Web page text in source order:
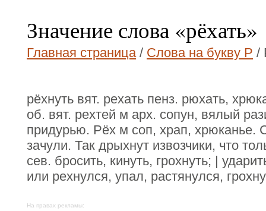
Значение слова «рёхать»
Главная страница/ Слова на букву Р /
рёхнуть вят. рехать пенз. рюхать,
об. вят. рехтей м арх. сопун, вялый
придурью. Рёх м соп, храп, хрюканье.
зачули. Так дрыхнут извозчики, что
сев. бросить, кинуть, грохнуть; |
или рехнулся, упал, растянулся,
На правах рекламы: